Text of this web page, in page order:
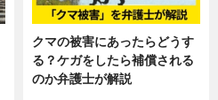
クマの被害にあったらどうす
る？ケガをしたら補償される
のか弁護士が解説